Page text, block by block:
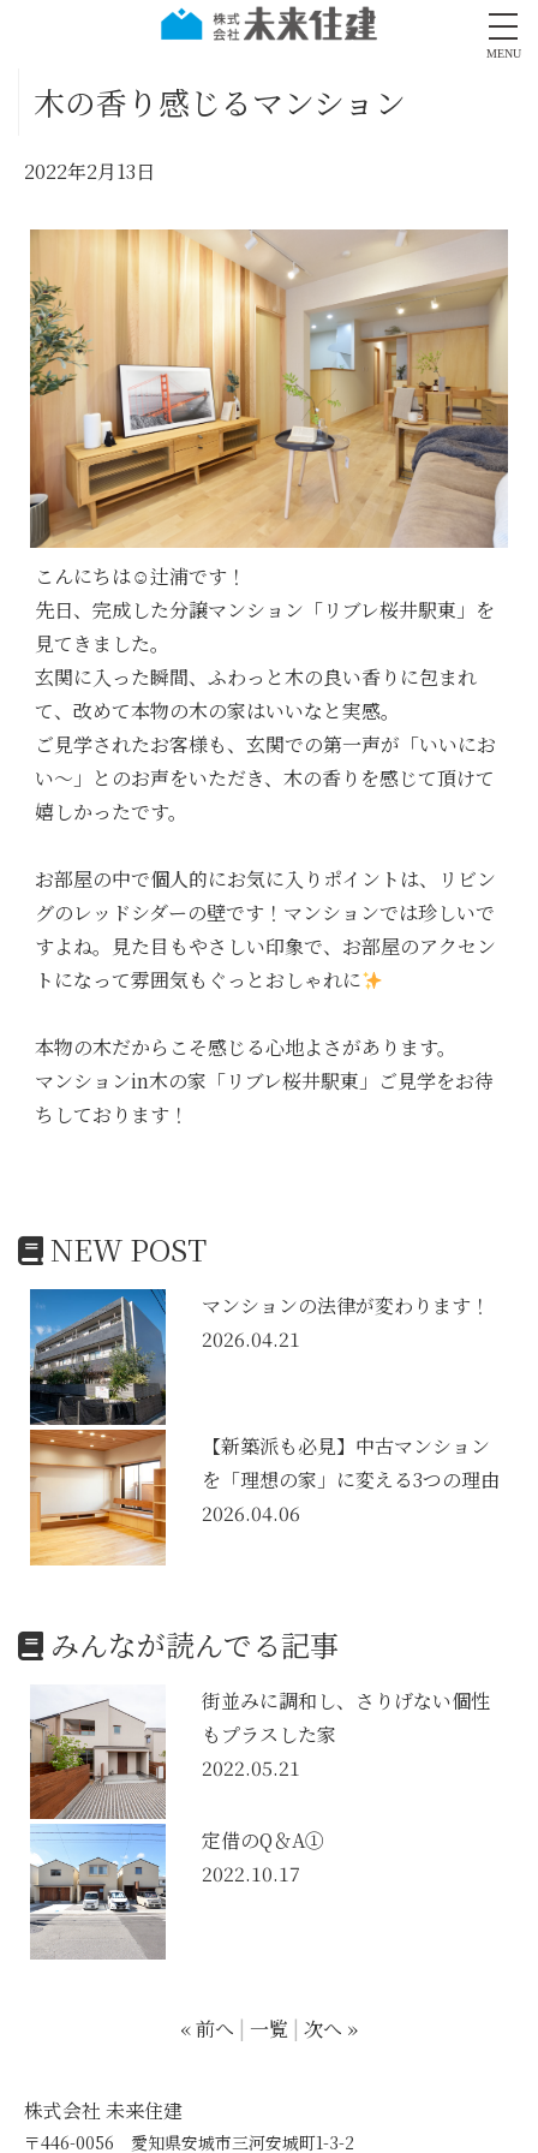
MENU
木の香り感じるマンション
2022年2月13日
こんにちは☺辻浦です！
先日、完成した分譲マンション「リブレ桜井駅東」を
見てきました。
玄関に入った瞬間、ふわっと木の良い香りに包まれ
て、改めて本物の木の家はいいなと実感。
ご見学されたお客様も、玄関での第一声が「いいにお
い～」とのお声をいただき、木の香りを感じて頂けて
嬉しかったです。
お部屋の中で個人的にお気に入りポイントは、リビン
グのレッドシダーの壁です！マンションでは珍しいで
すよね。見た目もやさしい印象で、お部屋のアクセン
トになって雰囲気もぐっとおしゃれに
本物の木だからこそ感じる心地よさがあります。
マンションin木の家「リブレ桜井駅東」ご見学をお待
ちしております！
NEW POST
マンションの法律が変わります！
2026.04.21
【新築派も必見】中古マンション
を「理想の家」に変える3つの理由
2026.04.06
みんなが読んでる記事
街並みに調和し、さりげない個性
もプラスした家
2022.05.21
定借のQ＆A①
2022.10.17
« 前へ 一覧 次へ »
株式会社 未来住建
〒446-0056 愛知県安城市三河安城町1-3-2